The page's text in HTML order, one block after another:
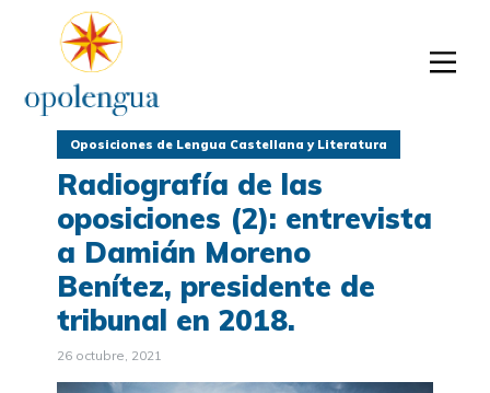
Oposiciones de Lengua Castellana y Literatura
Radiografía de las
oposiciones (2): entrevista
a Damián Moreno
Benítez, presidente de
tribunal en 2018.
26 octubre, 2021